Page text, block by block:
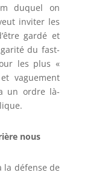
duquel on
inviter les
gardé et
du fast-
les plus «
vaguement
un ordre là-
nous
la défense de